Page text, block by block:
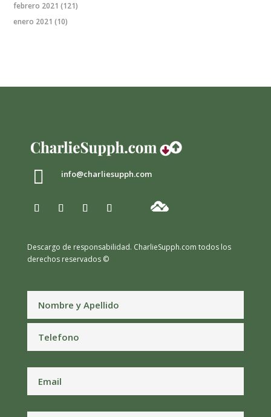
febrero 2021 (121)
enero 2021 (10)
 info@charliesupph.com
Descargo de responsabilidad. CharlieSupph.com todos los
derechos reservados ©